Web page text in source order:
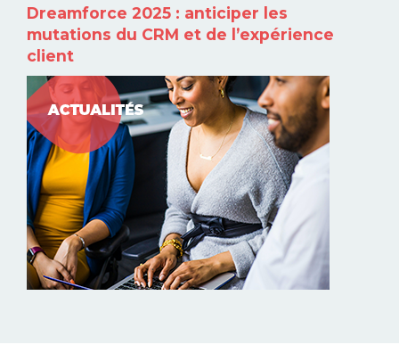
Dreamforce 2025 : anticiper les
mutations du CRM et de l’expérience
client